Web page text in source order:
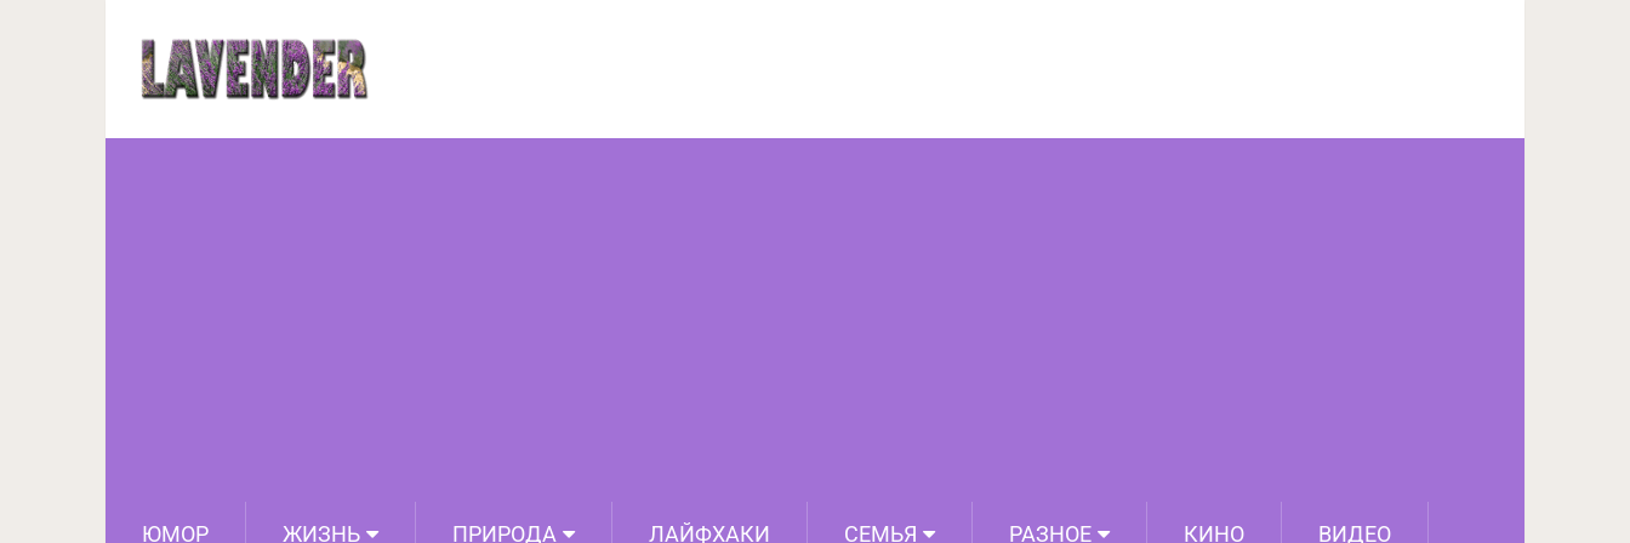
ЮМОР ЖИЗНЬ ПРИРОДА ЛАЙФХАКИ СЕМЬЯ РАЗНОЕ КИНО ВИДЕО